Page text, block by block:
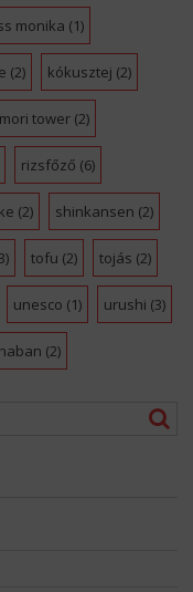
monika (1)
(2) kókusztej (2)
mori tower(2)
rizsfőző (6)
(2) shinkansen (2)
tofu (2) tojás (2)
unesco (1) urushi (3)
(2)